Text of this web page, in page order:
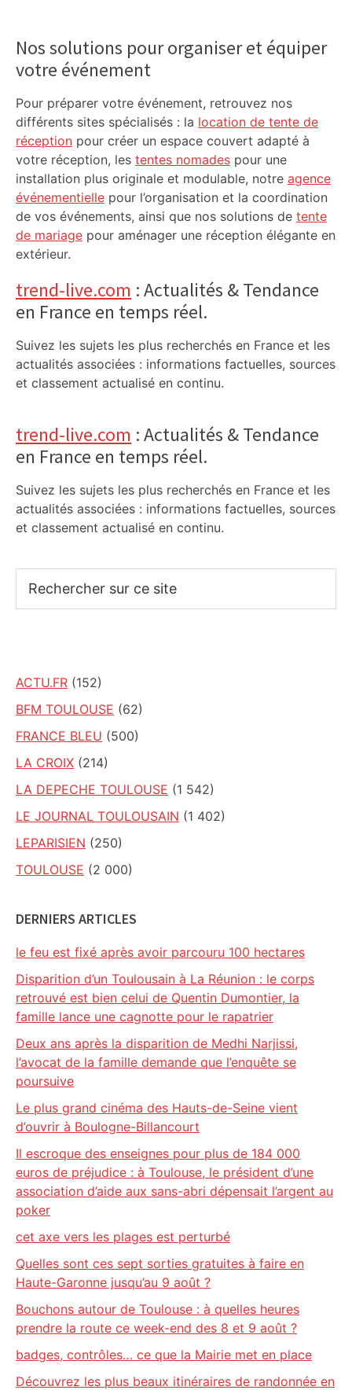
Sidebar
Nos solutions pour organiser et équiper
votre événement
Pour préparer votre événement, retrouvez nos
différents sites spécialisés : la location de tente de
réception pour créer un espace couvert adapté à
votre réception, les tentes nomades pour une
installation plus originale et modulable, notre agence
événementielle pour l’organisation et la coordination
de vos événements, ainsi que nos solutions de tente
de mariage pour aménager une réception élégante en
extérieur.
trend-live.com : Actualités & Tendance
en France en temps réel.
Suivez les sujets les plus recherchés en France et les
actualités associées : informations factuelles, sources
et classement actualisé en continu.
trend-live.com : Actualités & Tendance
en France en temps réel.
Suivez les sujets les plus recherchés en France et les
actualités associées : informations factuelles, sources
et classement actualisé en continu.
sur
ACTU.FR (152)
BFM TOULOUSE (62)
FRANCE BLEU (500)
LA CROIX (214)
LA DEPECHE TOULOUSE (1 542)
LE JOURNAL TOULOUSAIN (1 402)
LEPARISIEN (250)
TOULOUSE (2 000)
DERNIERS ARTICLES
le feu est fixé après avoir parcouru 100 hectares
Disparition d’un Toulousain à La Réunion : le corps
retrouvé est bien celui de Quentin Dumontier, la
famille lance une cagnotte pour le rapatrier
Deux ans après la disparition de Medhi Narjissi,
l’avocat de la famille demande que l’enquête se
poursuive
Le plus grand cinéma des Hauts-de-Seine vient
d’ouvrir à Boulogne-Billancourt
Il escroque des enseignes pour plus de 184 000
euros de préjudice : à Toulouse, le président d’une
association d’aide aux sans-abri dépensait l’argent au
poker
cet axe vers les plages est perturbé
Quelles sont ces sept sorties gratuites à faire en
Haute-Garonne jusqu’au 9 août ?
Bouchons autour de Toulouse : à quelles heures
prendre la route ce week-end des 8 et 9 août ?
badges, contrôles… ce que la Mairie met en place
Découvrez les plus beaux itinéraires de randonnée en